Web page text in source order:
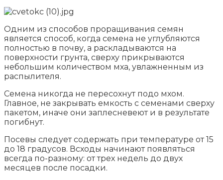
Одним из способов проращивания семян
является способ, когда семена не углубляются
полностью в почву, а раскладываются на
поверхности грунта, сверху прикрываются
небольшим количеством мха, увлажненным из
распылителя.
Семена никогда не пересохнут подо мхом.
Главное, не закрывать емкость с семенами сверху
пакетом, иначе они заплесневеют и в результате
погибнут.
Посевы следует содержать при температуре от 15
до 18 градусов. Всходы начинают появляться
всегда по-разному: от трех недель до двух
месяцев после посадки.